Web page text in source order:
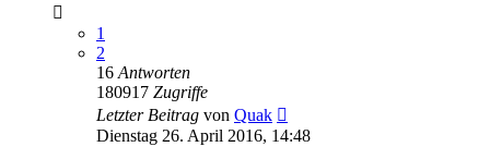
1
2
16 Antworten
180917 Zugriffe
Letzter Beitrag von Quak
Dienstag 26. April 2016, 14:48